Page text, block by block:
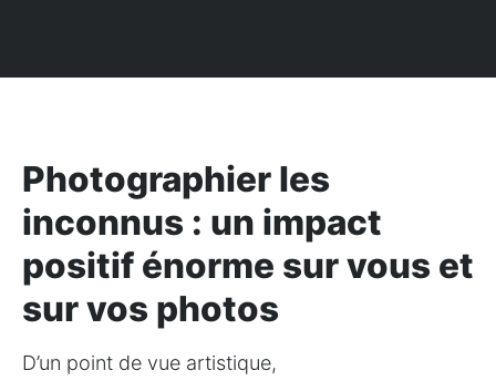
Photographier les
inconnus : un impact
positif énorme sur vous et
sur vos photos
D’un point de vue artistique,